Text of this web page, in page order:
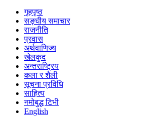
गृहपृष्ठ
सङ्घीय समाचार
राजनीति
प्रवास
अर्थवाणिज्य
खेलकुद
अन्तराष्ट्रिय
कला र शैली
सूचना प्रविधि
साहित्य
नमोबुद्ध टिभी
English